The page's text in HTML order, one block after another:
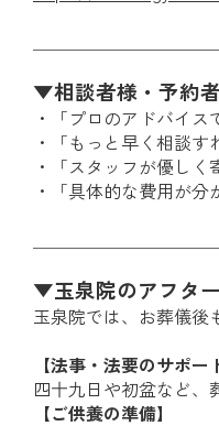
▼相談者様・予約
・「プロのアドバイス
・「もっと早く相談す
・「スタッフが優しく
・「具体的な費用が分
▼玉泉院のアフタ
玉泉院では、お葬儀後
【法事・法要のサポー
四十九日や初盆など、
【ご供養の準備】